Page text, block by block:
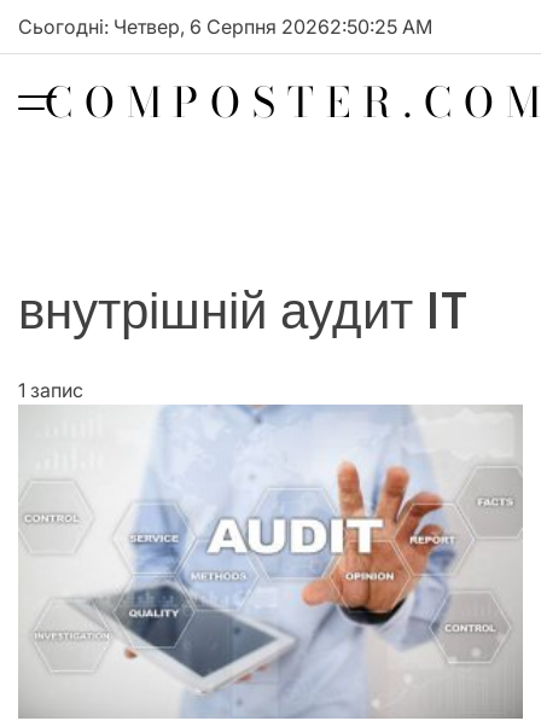
Перейти
Сьогодні: Четвер, 6 Серпня 20262:50:25 AM
внутрішній аудит IT
1 запис